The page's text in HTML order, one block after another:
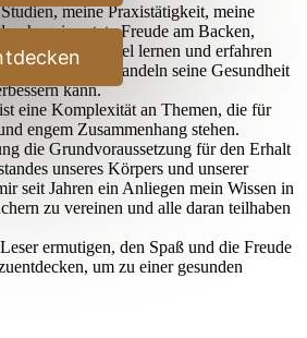
meine Praxistätigkeit, meine
meine stete Freude am Backen,
habe ich sehr viel lernen und erfahren
bewußtes Handeln seine Gesundheit
kann.
eine Komplexität an Themen, die für
engem Zusammenhang stehen.
die Grundvoraussetzung für den Erhalt
unseres Körpers und unserer
seit Jahren ein Anliegen mein Wissen in
zu vereinen und alle daran teilhaben
ermutigen, den Spaß und die Freude
um zu einer gesunden